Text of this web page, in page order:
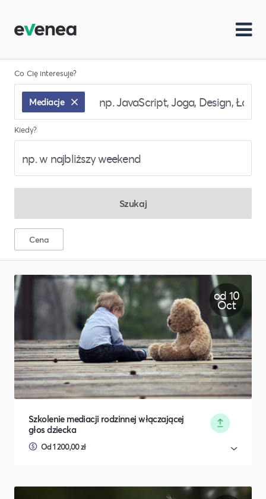
Co Cię interesuje?
Mediacje
Kiedy?
Szukaj
Cena
od 10
Oct
Szkolenie mediacji rodzinnej włączającej
głos dziecka
Od 1 200,00 zł